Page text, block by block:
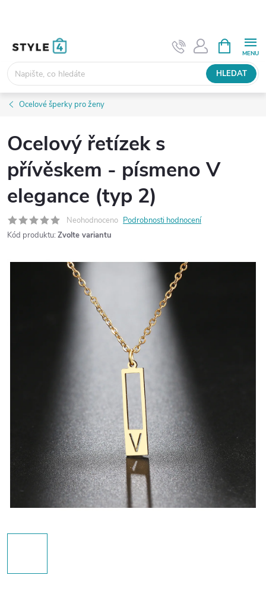
HLEDAT
NÁKUPNÍ
KOŠÍK
Ocelové šperky pro ženy
Ocelový řetízek s
přívěskem - písmeno V
elegance (typ 2)
Neohodnoceno Podrobnosti hodnocení
Kód produktu: Zvolte variantu